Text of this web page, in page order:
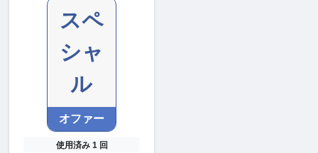
スペ
シャ
ル
オファー
使用済み 1 回